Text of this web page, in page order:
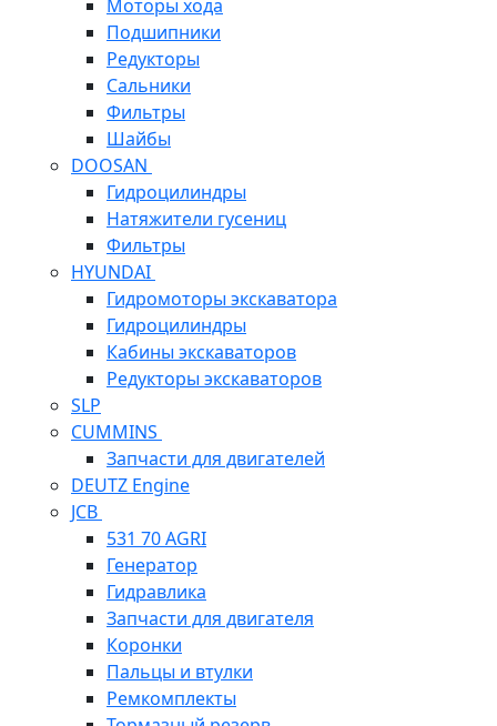
Моторы хода
Подшипники
Редукторы
Сальники
Фильтры
Шайбы
DOOSAN
Гидроцилиндры
Натяжители гусениц
Фильтры
HYUNDAI
Гидромоторы экскаватора
Гидроцилиндры
Кабины экскаваторов
Редукторы экскаваторов
SLP
CUMMINS
Запчасти для двигателей
DEUTZ Engine
JCB
531 70 AGRI
Генератор
Гидравлика
Запчасти для двигателя
Коронки
Пальцы и втулки
Ремкомплекты